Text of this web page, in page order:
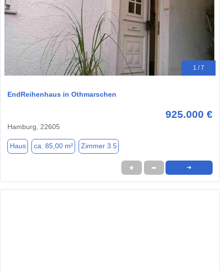
1 / 7
EndReihenhaus in Othmarschen
925.000 €
Hamburg, 22605
Haus ca. 85,00 m² Zimmer 3.5
★ ➦ ➜